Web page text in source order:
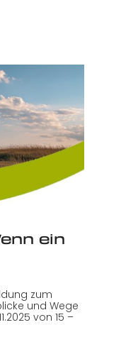
ein
zum
und Wege
von 15 –